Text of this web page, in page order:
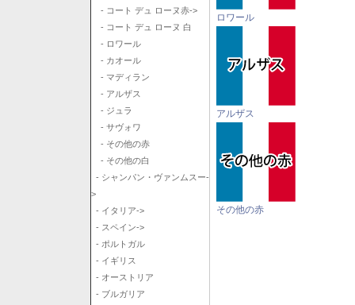
- コート デュ ローヌ赤->
- コート デュ ローヌ 白
- ロワール
- カオール
- マディラン
- アルザス
- ジュラ
- サヴォワ
- その他の赤
- その他の白
- シャンパン・ヴァンムスー-
>
- イタリア->
- スペイン->
- ポルトガル
- イギリス
- オーストリア
- ブルガリア
ロワール
アルザス
その他の赤